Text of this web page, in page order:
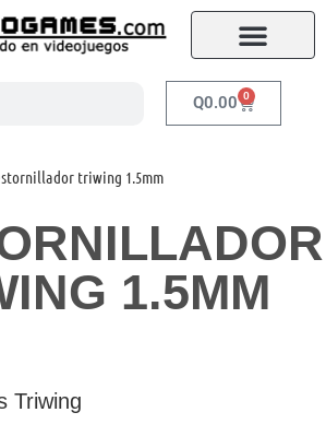
Q0.00 0
triwing 1.5mm
1.5MM
Triwing